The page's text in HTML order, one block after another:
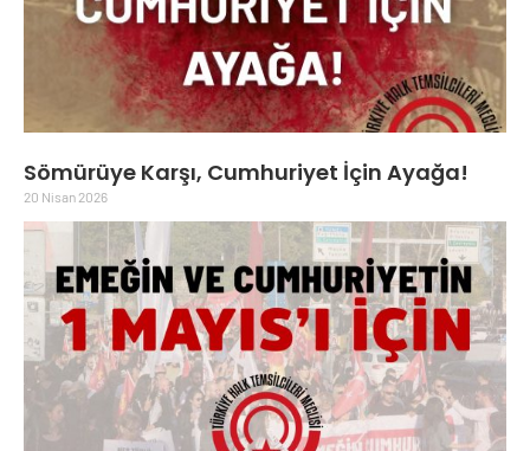
Sömürüye Karşı, Cumhuriyet İçin Ayağa!
20 Nisan 2026